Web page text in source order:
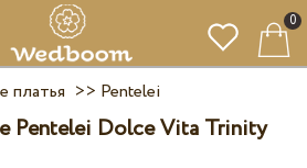
0
платья >> Pentelei
Pentelei Dolce Vita Trinity